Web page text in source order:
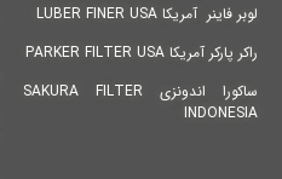
لوبر فاینر آمریکا LUBER FINER USA
راکر پارکر آمریکا PARKER FILTER USA
ساکورا اندونزی SAKURA FILTER
INDONESIA